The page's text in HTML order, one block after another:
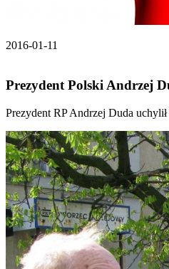
2016-01-11
Prezydent Polski Andrzej
Prezydent RP Andrzej Duda